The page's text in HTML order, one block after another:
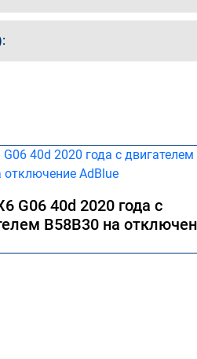
G06 40d 2020 года с
B58B30 на